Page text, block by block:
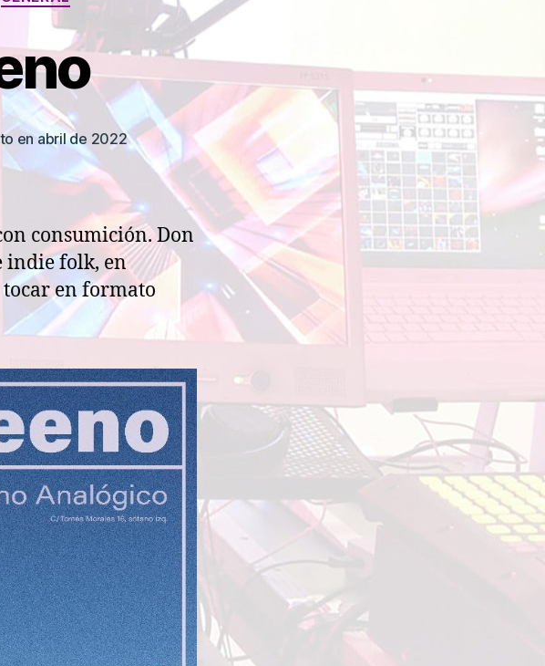
en abril de 2022
consumición. Don
indie folk, en
en formato